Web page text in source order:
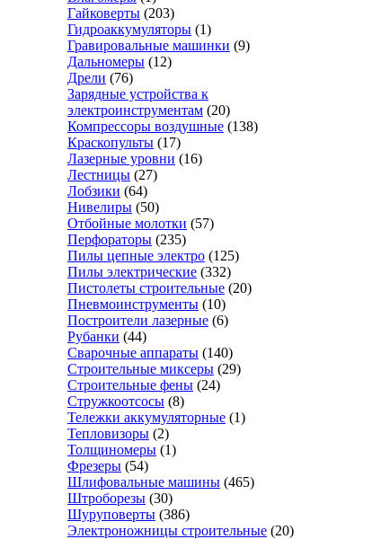
Гайковерты (203)
Гидроаккумуляторы (1)
Гравировальные машинки (9)
Дальномеры (12)
Дрели (76)
Зарядные устройства к
электроинструментам (20)
Компрессоры воздушные (138)
Краскопульты (17)
Лазерные уровни (16)
Лестницы (27)
Лобзики (64)
Нивелиры (50)
Отбойные молотки (57)
Перфораторы (235)
Пилы цепные электро (125)
Пилы электрические (332)
Пистолеты строительные (20)
Пневмоинструменты (10)
Построители лазерные (6)
Рубанки (44)
Сварочные аппараты (140)
Строительные миксеры (29)
Строительные фены (24)
Стружкоотсосы (8)
Тележки аккумуляторные (1)
Тепловизоры (2)
Толщиномеры (1)
Фрезеры (54)
Шлифовальные машины (465)
Штроборезы (30)
Шуруповерты (386)
Электроножницы строительные (20)